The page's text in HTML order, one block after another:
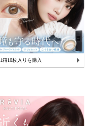
1箱10枚入りを購入